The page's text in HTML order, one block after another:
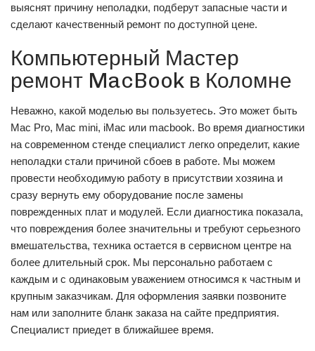
выяснят причину неполадки, подберут запасные части и
сделают качественный ремонт по доступной цене.
Компьютерный Мастер
ремонт MacBook в Коломне
Неважно, какой моделью вы пользуетесь. Это может быть
Mac Pro, Mac mini, iMac или macbook. Во время диагностики
на современном стенде специалист легко определит, какие
неполадки стали причиной сбоев в работе. Мы можем
провести необходимую работу в присутствии хозяина и
сразу вернуть ему оборудование после замены
поврежденных плат и модулей. Если диагностика показала,
что повреждения более значительны и требуют серьезного
вмешательства, техника остается в сервисном центре на
более длительный срок. Мы персонально работаем с
каждым и с одинаковым уважением относимся к частным и
крупным заказчикам. Для оформления заявки позвоните
нам или заполните бланк заказа на сайте предприятия.
Специалист приедет в ближайшее время.